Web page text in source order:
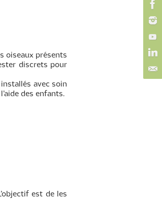
oiseaux présents
discrets pour
avec soin
des enfants.
est de les